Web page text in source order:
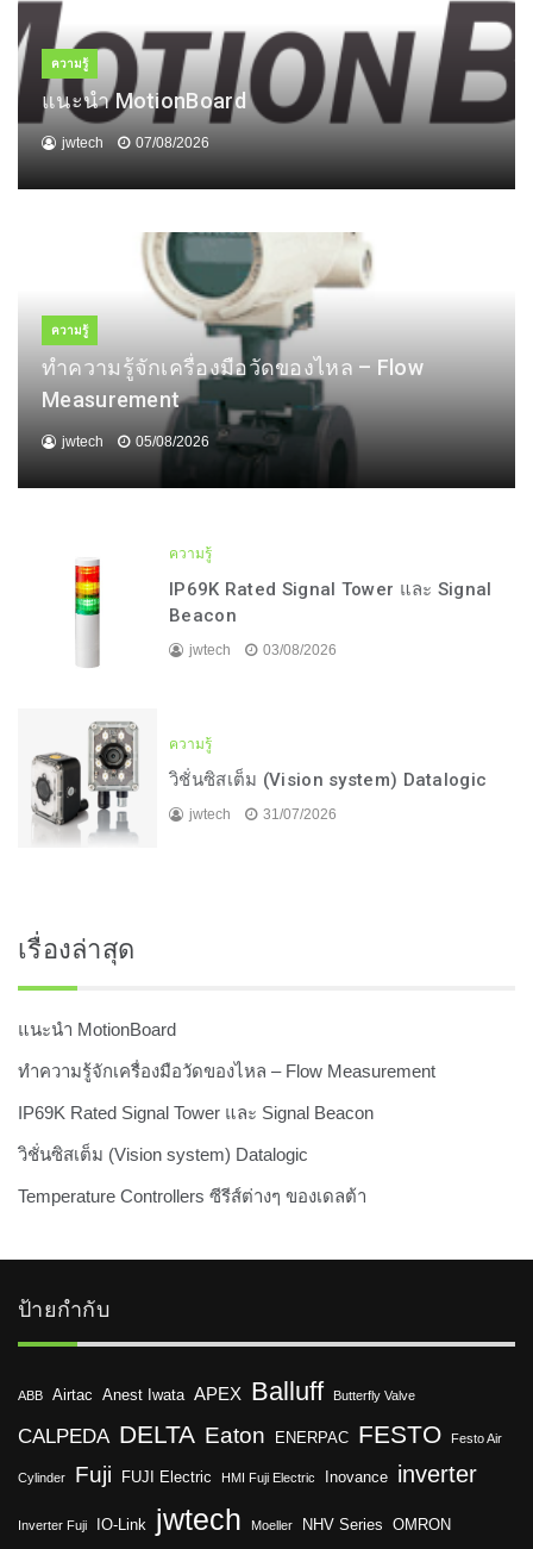
ความรู้
แนะนำ MotionBoard
jwtech 07/08/2026
ความรู้
ทำความรู้จักเครื่องมือวัดของไหล – Flow
Measurement
jwtech 05/08/2026
ความรู้
IP69K Rated Signal Tower และ Signal
Beacon
jwtech 03/08/2026
ความรู้
วิชั่นซิสเต็ม (Vision system) Datalogic
jwtech 31/07/2026
เรื่องล่าสุด
แนะนำ MotionBoard
ทำความรู้จักเครื่องมือวัดของไหล – Flow Measurement
IP69K Rated Signal Tower และ Signal Beacon
วิชั่นซิสเต็ม (Vision system) Datalogic
Temperature Controllers ซีรีส์ต่างๆ ของเดลต้า
ป้ายกำกับ
ABB Airtac Anest Iwata APEX Balluff Butterfly Valve
CALPEDA DELTA Eaton ENERPAC FESTO Festo Air
Cylinder Fuji FUJI Electric HMI Fuji Electric Inovance inverter
Inverter Fuji IO-Link jwtech Moeller NHV Series OMRON